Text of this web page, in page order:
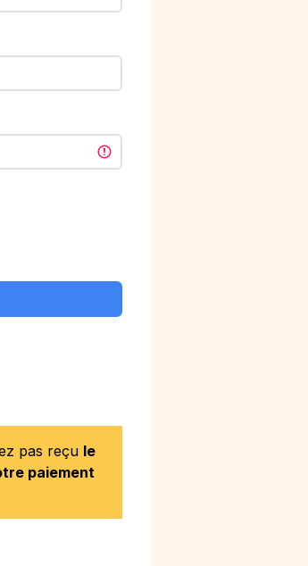
pas reçu le
paiement